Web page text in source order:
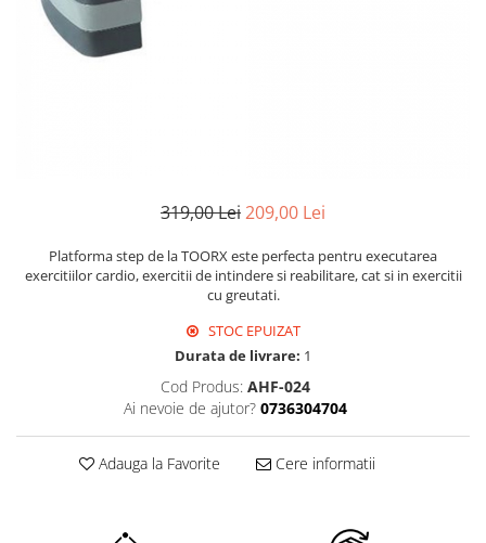
319,00 Lei209,00 Lei
Platforma step de la TOORX este perfecta pentru executarea
exercitiilor cardio, exercitii de intindere si reabilitare, cat si in exercitii
cu greutati.
STOC EPUIZAT
Durata de livrare: 1
Cod Produs: AHF-024
Ai nevoie de ajutor? 0736304704
Adauga la Favorite Cere informatii